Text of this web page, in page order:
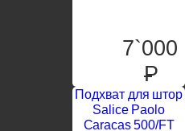
7`000
P
Подхват для штор
Salice Paolo
Caracas 500/FT